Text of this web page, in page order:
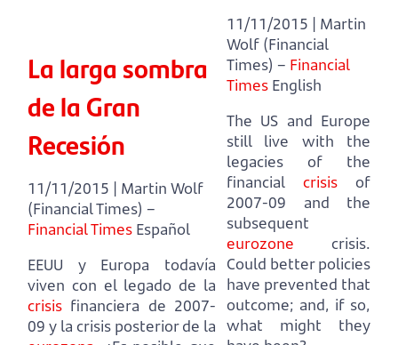
La larga sombra
de la Gran
Recesión
11/11/2015 | Martin Wolf
(Financial Times) –
Financial Times Español
EEUU y Europa todavía
viven con el legado de la
crisis financiera de 2007-
09 y la crisis posterior de la
11/11/2015 | Martin
Wolf (Financial
Times) – Financial
Times English
The US and Europe
still live with the
legacies of the
financial crisisof
2007-09 and the
subsequent
eurozone crisis.
Could better policies
have prevented that
outcome; and, if so,
what might they